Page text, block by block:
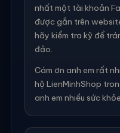
nhất một tài khoản
được gắn trên
hãy kiểm tra kỹ để
đảo.
Cám ơn anh em rất
hộ LienMinhShop
anh em nhiều sức